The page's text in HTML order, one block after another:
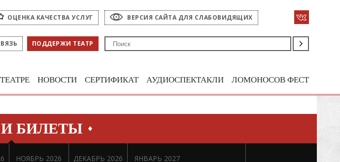
ОЦЕНКА КАЧЕСТВА УСЛУГ ВЕРСИЯ САЙТА ДЛЯ СЛАБОВИДЯЩИХ
ПОДДЕРЖИ ТЕАТР
НОВОСТИ СЕРТИФИКАТ АУДИОСПЕКТАКЛИ ЛОМОНОСОВ ФЕСТ
БИЛЕТЫ
НОЯБРЬ 2026 ДЕКАБРЬ 2026 ЯНВАРЬ 2027